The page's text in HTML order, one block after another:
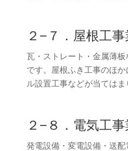
２−７．屋根工事
瓦・ストレート・金属薄
です。屋根ふき工事のほ
ル設置工事などが当てはま
２−８．電気工事
発電設備・変電設備・送